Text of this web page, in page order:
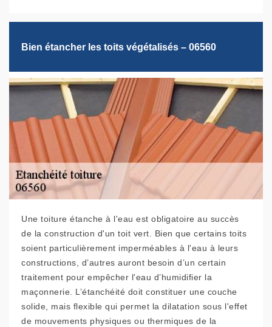
Bien étancher les toits végétalisés – 06560
Une toiture étanche à l'eau est obligatoire au succès
de la construction d'un toit vert. Bien que certains toits
soient particulièrement imperméables à l'eau à leurs
constructions, d’autres auront besoin d’un certain
traitement pour empêcher l'eau d’humidifier la
maçonnerie. L’étanchéité doit constituer une couche
solide, mais flexible qui permet la dilatation sous l'effet
de mouvements physiques ou thermiques de la